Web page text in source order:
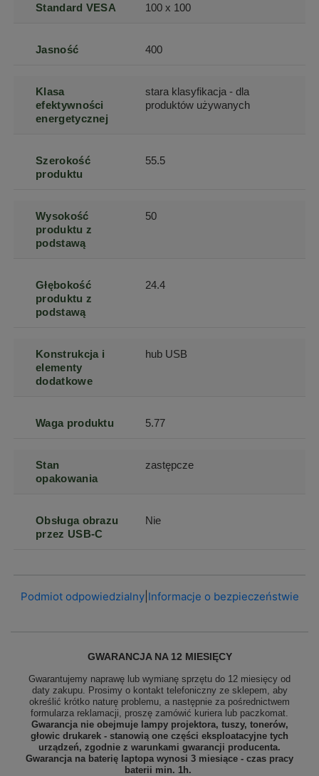
Standard VESA 100 x 100
Jasność 400
Klasa
efektywności
energetycznej
stara klasyfikacja - dla
produktów używanych
Szerokość
produktu
55.5
Wysokość
produktu z
podstawą
50
Głębokość
produktu z
podstawą
24.4
Konstrukcja i
elementy
dodatkowe
hub USB
Waga produktu 5.77
Stan
opakowania
zastępcze
Obsługa obrazu
przez USB-C
Nie
Podmiot odpowiedzialny| Informacje o bezpieczeństwie
GWARANCJA NA 12 MIESIĘCY
Gwarantujemy naprawę lub wymianę sprzętu do 12 miesięcy od
daty zakupu. Prosimy o kontakt telefoniczny ze sklepem, aby
określić krótko naturę problemu, a następnie za pośrednictwem
formularza reklamacji, proszę zamówić kuriera lub paczkomat.
Gwarancja nie obejmuje lampy projektora, tuszy, tonerów,
głowic drukarek - stanowią one części eksploatacyjne tych
urządzeń, zgodnie z warunkami gwarancji producenta.
Gwarancja na baterię laptopa wynosi 3 miesiące - czas pracy
baterii min. 1h.